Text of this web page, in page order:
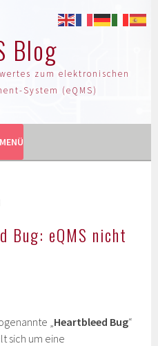
Blog
zum elektronischen
System (eQMS)
MENÜ
Bug: eQMS nicht
„Heartbleed Bug“
sich um eine